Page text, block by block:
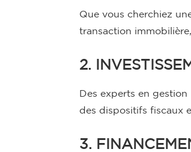
Que vous cherchiez
transaction
2.
Des experts en
des dispositifs fiscaux
3.